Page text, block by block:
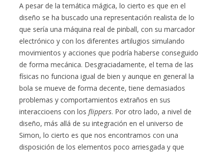
A pesar de la temática mágica, lo cierto es que en el
diseño se ha buscado una representación realista de lo
que sería una máquina real de pinball, con su marcador
electrónico y con los diferentes artilugios simulando
movimientos y acciones que podría haberse conseguido
de forma mecánica. Desgraciadamente, el tema de las
físicas no funciona igual de bien y aunque en general la
bola se mueve de forma decente, tiene demasiados
problemas y comportamientos extraños en sus
interaccioens con losflippers. Por otro lado, a nivel de
diseño, más allá de su integración en el universo de
Simon, lo cierto es que nos encontramos con una
disposición de los elementos poco arriesgada y que